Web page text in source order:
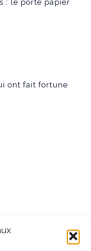
: le porte papier
ont fait fortune